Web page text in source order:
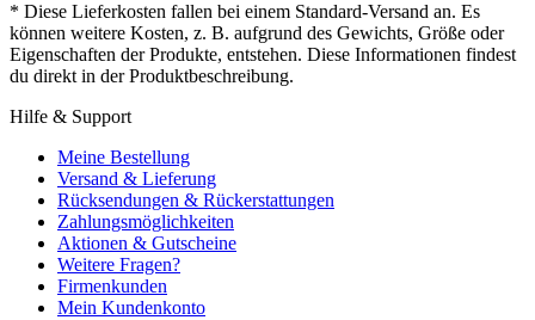
* Diese Lieferkosten fallen bei einem Standard-Versand an. Es
können weitere Kosten, z. B. aufgrund des Gewichts, Größe oder
Eigenschaften der Produkte, entstehen. Diese Informationen findest
du direkt in der Produktbeschreibung.
Hilfe & Support
Meine Bestellung
Versand & Lieferung
Rücksendungen & Rückerstattungen
Zahlungsmöglichkeiten
Aktionen & Gutscheine
Weitere Fragen?
Firmenkunden
Mein Kundenkonto